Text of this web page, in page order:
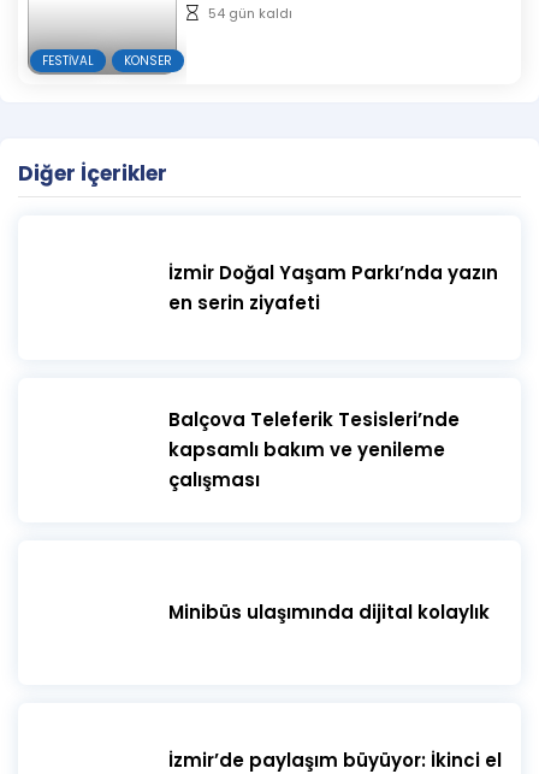
FESTIVAL KONSER
54 gün kaldı
Diğer İçerikler
İzmir Doğal Yaşam Parkı’nda yazın
en serin ziyafeti
​Balçova Teleferik Tesisleri’nde
kapsamlı bakım ve yenileme
çalışması
Minibüs ulaşımında dijital kolaylık
İzmir’de paylaşım büyüyor: İkinci el